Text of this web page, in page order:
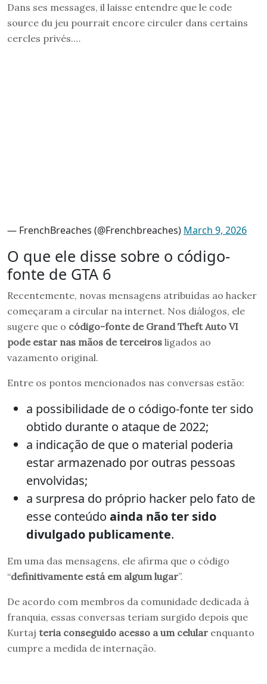
Dans ses messages, il laisse entendre que le code
source du jeu pourrait encore circuler dans certains
cercles privés.…
— FrenchBreaches (@Frenchbreaches) March 9, 2026
O que ele disse sobre o código-
fonte de GTA 6
Recentemente, novas mensagens atribuídas ao hacker
começaram a circular na internet. Nos diálogos, ele
sugere que o código-fonte de Grand Theft Auto VI
pode estar nas mãos de terceiros ligados ao
vazamento original.
Entre os pontos mencionados nas conversas estão:
a possibilidade de o código-fonte ter sido
obtido durante o ataque de 2022;
a indicação de que o material poderia
estar armazenado por outras pessoas
envolvidas;
a surpresa do próprio hacker pelo fato de
esse conteúdo ainda não ter sido
divulgado publicamente.
Em uma das mensagens, ele afirma que o código
“definitivamente está em algum lugar”.
De acordo com membros da comunidade dedicada à
franquia, essas conversas teriam surgido depois que
Kurtaj teria conseguido acesso a um celular enquanto
cumpre a medida de internação.